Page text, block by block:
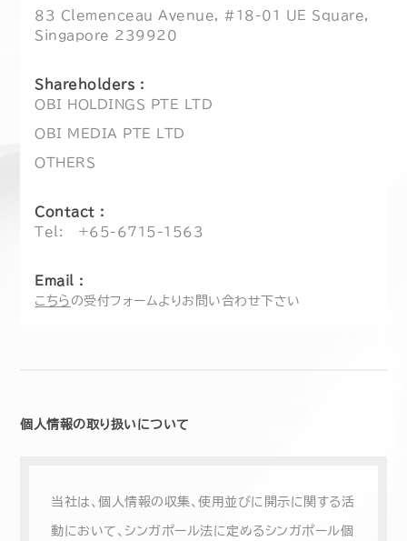
83 Clemenceau Avenue, #18-01 UE Square,
Singapore 239920
Shareholders :
OBI HOLDINGS PTE LTD
OBI MEDIA PTE LTD
OTHERS
Contact :
Tel:
+65-6715-1563
Email :
こちら の受付フォームよりお問い合わせ下さい
個人情報の取り扱いについて
当社は、個人情報の収集、使用並びに開示に関する活
動において、シンガポール法に定めるシンガポール個